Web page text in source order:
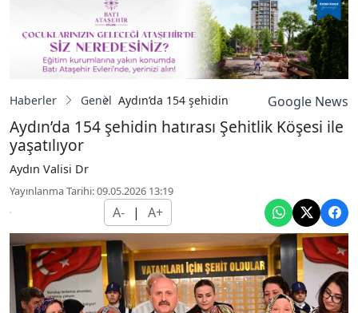
Haberler Genel Aydın’da 154 şehidin hatırası Şehitlik Köşesi
Google News
Aydın’da 154 şehidin hatırası Şehitlik Köşesi ile
yaşatılıyor
Aydın Valisi Dr
Yayınlanma Tarihi: 09.05.2026 13:19
A- | A+